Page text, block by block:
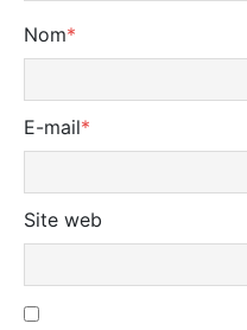
Nom*
E-mail*
Site web